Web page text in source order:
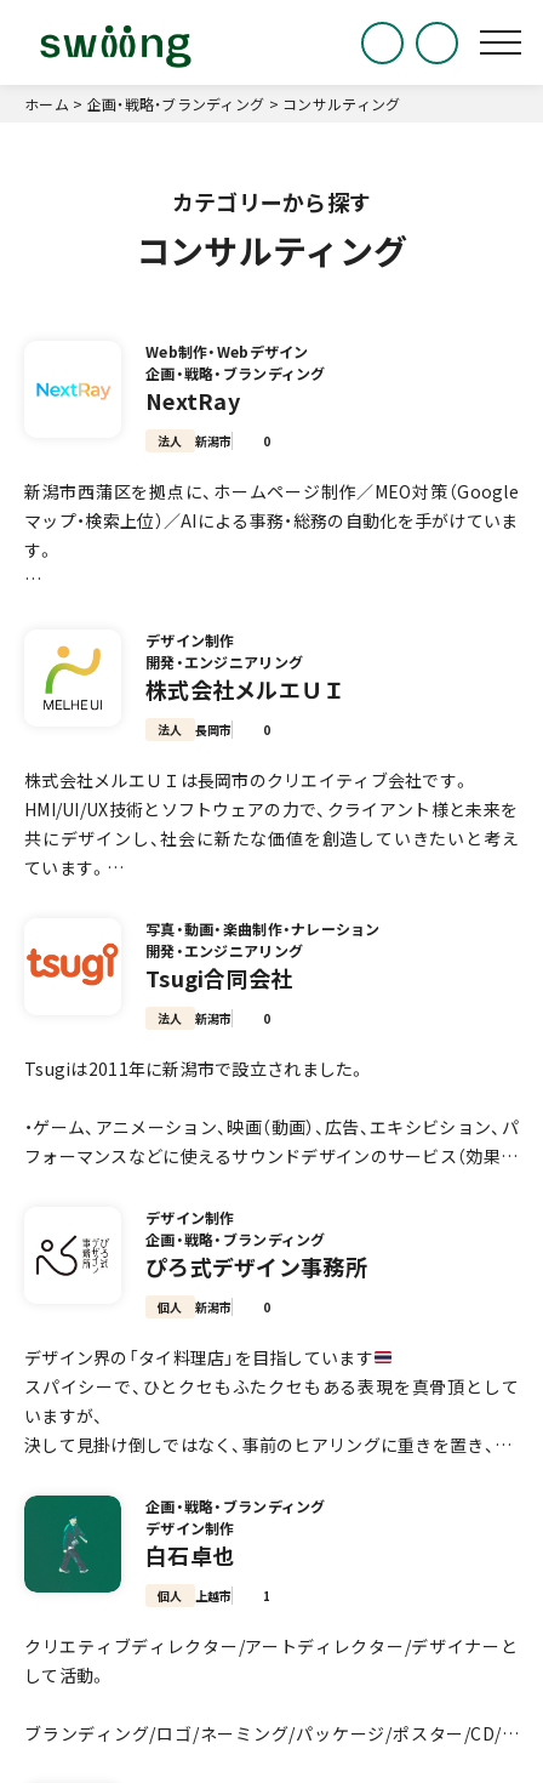
ホーム > 企画・戦略・ブランディング > コンサルティング
コンサルティング
Web制作・Webデザイン
企画・戦略・ブランディング
NextRay
法人 新潟市 0
新潟市西蒲区を拠点に、ホームページ制作／MEO対策（Google
マップ・検索上位）／AIによる事務・総務の自動化を手がけていま
す。
手が足りない」の2つ。前者はホームページ制作とMEO対策で
「選ばれる導線」をつくり、後者は問い合わせ対応や事務作業をA
Iに任せて、少人数でも回る体制をつくります。集客と省人化の
両方をワンストップでご相談いただけるのがNextRayの強みで
して、成果が出るまで一緒に走ります。
【大切にしていること】
・作って終わりにしない — ホームページは公開してからが本
・数を追わない — ホームページ制作は50社、AI自動化は100社ま
でに受付を制限しています。一社あたりの時間を確保するため
・できないことは、できないと言う — 「必ず1位」といったお約束
・Google Partner（Google広告 正規パートナー）
・Anthropic Academy 20コース修了（Claude 開発元）
・内閣府・中小企業庁「パートナーシップ構築宣言」公表
【対応エリア】新潟市・燕市・三条市・長岡市など新潟県全域（オン
ラインにて全国対応可）
会／長岡青年会議所／新潟にしかん商工会／三条商工会議所／
つばめ商工会
ご相談・お見積りは無料です。「何から手をつければいいか分か
ださい。
デザイン制作
開発・エンジニアリング
株式会社メルエＵＩ
法人 長岡市 0
株式会社メルエＵＩは長岡市のクリエイティブ会社です。
HMI/UI/UX技術とソフトウェアの力で、クライアント様と未来を
共にデザインし、社会に新たな価値を創造していきたいと考え
ています。
■ 確かな信頼性と技術力
私たちの核となるのは、安全性や安定性が最優先される車載分
フトウェア技術です。
「ミスが許されない」というプロフェッショナリズムを、あらゆ
るプロジェクトに応用。
な安心と快適さをお届けします。
■ お客様に寄り添うUI/UXデザイン
私たちは、単に技術やデザインを提供するだけでなく、クライア
求められている価値を追求します。
ユーザーの行動や感情を深く理解し、直感的で心地よく、そして
感動を与えるUI/UXを設計することで、皆様の「ちょっとした困
りごと」を解決し、「毎日がHappyになる」体験を創造します。
■ もちろんご相談は無料です。
写真・動画・楽曲制作・ナレーション
開発・エンジニアリング
Tsugi合同会社
法人 新潟市 0
Tsugiは2011年に新潟市で設立されました。
・ゲーム、アニメーション、映画（動画）、広告、エキシビション、パ
フォーマンスなどに使えるサウンドデザインのサービス（効果音
なども含め、幅広いサービスを提供しています。小規模プロジェ
クトから大規模プロジェクトまで、国内外問わず多様なオーデ
ィエンス（様々な言語とサウンドのスタイル）に対応していま
・クリエイターやアーティストパフォーマンスのためのカスタム
サウンドツールの開発も行っています。
・企業の国際ビジネスを支援するコンサルティングやローカリゼ
ートなど）も行っています。
私達の主なクライアントは下記になります。
ーク（ポケモン）、ソニーPS、Ubisoft、 Skywalker Sound (Geor
ge Lucas)、CRI・ミドルウェア、TeNY など。
ご相談があれば、いつでもお問い合わせください！
デザイン制作
企画・戦略・ブランディング
ぴろ式デザイン事務所
個人 新潟市 0
デザイン界の「タイ料理店」を目指しています
スパイシーで、ひとクセもふたクセもある表現を真骨頂として
いますが、
決して見掛け倒しではなく、事前のヒアリングに重きを置き、
無難で当たり障りのないデザインは出来かねます。予めご了承
ください。
どうぞ、お気軽にご相談ください
企画・戦略・ブランディング
デザイン制作
白石卓也
個人 上越市 1
クリエティブディレクター/アートディレクター/デザイナーと
して活動。
ブランディング/ロゴ/ネーミング/パッケージ/ポスター/CD/サ